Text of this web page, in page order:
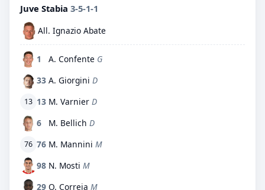
Juve Stabia 3-5-1-1
All. Ignazio Abate
1 A. Confente G
33 A. Giorgini D
13 13 M. Varnier D
6
M. Bellich D
76 76 M. Mannini M
98 N. Mosti M
29 O. Correia M